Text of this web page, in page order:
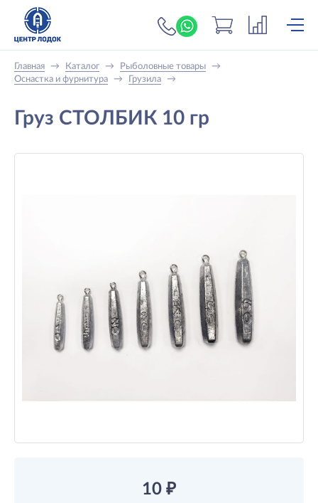
+7 (919) 698-56-
Главная → Каталог → Рыболовные товары
→
Оснастка и фурнитура
→ Грузила →
Груз СТОЛБИК 10 гр
10 ₽